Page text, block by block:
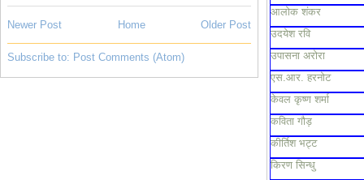
Newer Post Older Post
Home
Subscribe to: Post Comments (Atom)
आलोक शंकर
उदयेश रवि
उपासना अरोरा
एस.आर. हरनोट
केवल कृष्ण शर्मा
कविता गौड़
कीर्तिश भट्ट
किरण सिन्धु